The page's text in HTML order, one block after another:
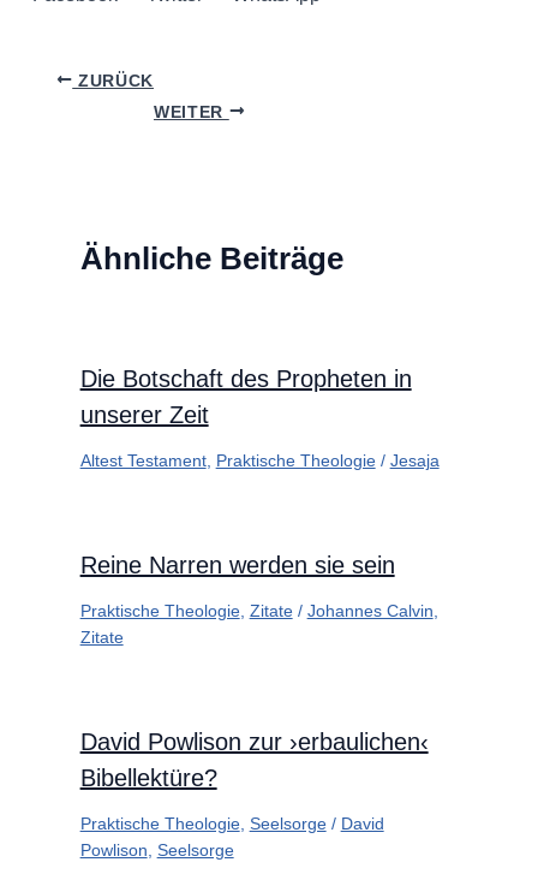
ZURÜCK
WEITER
Ähnliche Beiträge
Die Botschaft des Propheten in
unserer Zeit
Altest Testament, Praktische Theologie/ Jesaja
Reine Narren werden sie sein
Praktische Theologie, Zitate/ Johannes Calvin
Zitate
David Powlison zur ›erbaulichen‹
Bibellektüre?
Praktische Theologie, Seelsorge/ David
Powlison Seelsorge